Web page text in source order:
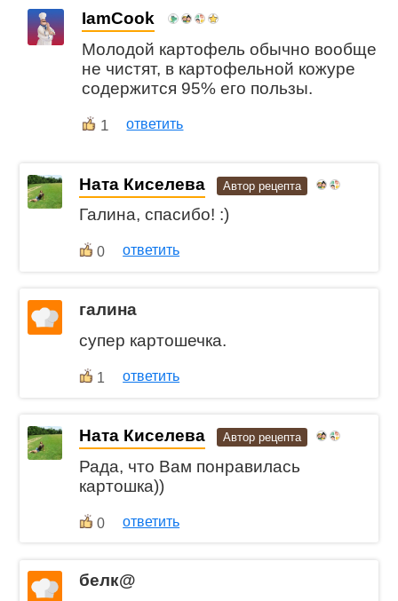
IamCook
Молодой картофель обычно вообще
не чистят, в картофельной кожуре
содержится 95% его пользы.
1 ответить
Ната Киселева Автор рецепта
Галина, спасибо! :)
0 ответить
галина
супер картошечка.
1 ответить
Ната Киселева Автор рецепта
Рада, что Вам понравилась
картошка))
0 ответить
белк@